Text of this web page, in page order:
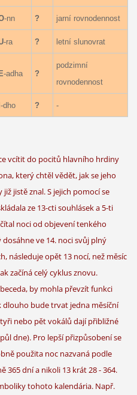
-nn ? jarní rovnodennost
-ra ? letní slunovrat
-adha ?
podzimní
rovnodennost
-dho ? -
vcítit do pocitů hlavního hrdiny
který chtěl vědět, jak se jeho
jistě znal. S jejich pomocí se
ze 13-cti souhlásek a 5-ti
noci od objevení tenkého
ve 14. noci svůj plný
následuje opět 13 nocí, než měsíc
začíná celý cyklus znovu.
by mohla převzít funkci
dlouho bude trvat jedna měsíční
nebo pět vokálů dají přibližné
dne). Pro lepší přizpůsobení se
použita noc nazvaná podle
365 dní a nikoli 13 krát 28 - 364.
tohoto kalendária. Např.